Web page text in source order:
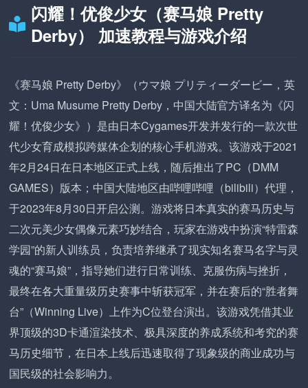
闪耀！优俊少女（赛马娘 Pretty
Derby） 加速教程与游戏介绍
《赛马娘 Pretty Derby》（ウマ娘 プリティーダービー，英
文：Uma Musume Pretty Derby，中国大陆官方译名为《闪
耀！优俊少女》）是由日本Cygames开发并发行的一款次世
代少女育成模拟跨媒体企划的核心手机游戏。该游戏于2021
年2月24日在日本地区正式上线，随后推出了PC（DMM
GAMES）版本；中国大陆地区由哔哩哔哩（bilibili）代理，
于2023年8月30日开启公测。游戏将日本真实的赛马历史与
二次元美少女偶像元素巧妙结合，玩家在游戏中扮演“特雷森
学园”的新人训练员，负责培养继承了现实知名赛马名字与灵
魂的“赛马娘”，指导她们进行日常训练、克服伤病与挫折，
最终在各大重量级历史赛事中斩获冠军，并在赛后的“胜者舞
台”（Winning Live）上作为C位登台演出。该游戏凭借其业
界顶级的3D卡通渲染技术、极具深度的养成系统和考究的赛
马历史细节，在日本上线后迅速取得了现象级的商业成功与
国民级的社会影响力。